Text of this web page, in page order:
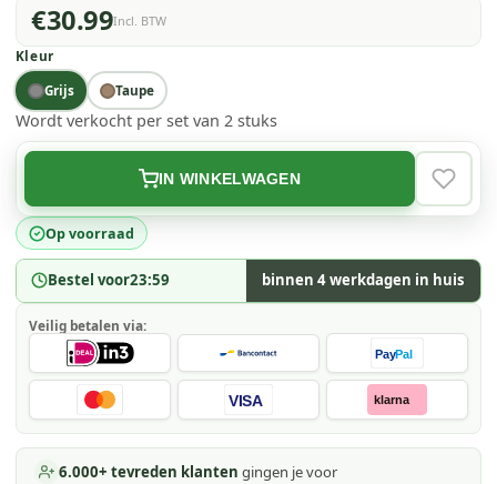
€30.99Incl. BTW
Op voorraad
Bestel voor23:59 binnen 4 werkdagen in huis
Kleur
Grijs Taupe
Wordt verkocht per set van 2 stuks
IN WINKELWAGEN
Veilig betalen via:
PayPal
VISA klarna
6.000+ tevreden klanten gingen je voor